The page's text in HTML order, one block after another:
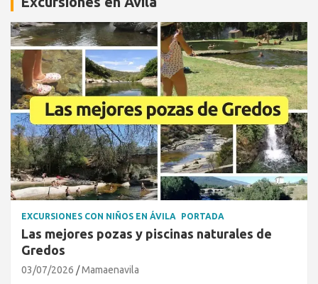
EXCURSIONES CON NIÑOS EN ÁVILA PORTADA
Las mejores pozas y piscinas naturales de
Gredos
03/07/2026 Mamaenavila